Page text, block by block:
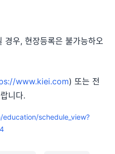
경우, 현장등록은 불가능하오
www.kiei.com) 또는 전
니다.
schedule_view?